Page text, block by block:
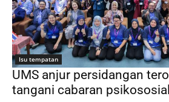
Isu tempatan
UMS anjur persidangan
tangani cabaran psikososial